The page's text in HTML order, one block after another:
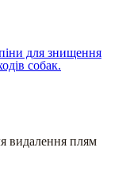
для знищення
собак.
видалення плям